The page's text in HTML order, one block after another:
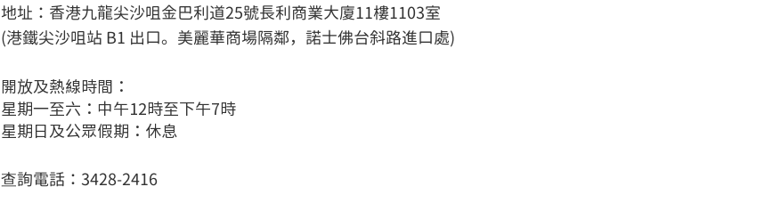
地址：香港九龍尖沙咀金巴利道25號長利商業大廈11樓1103室
(港鐵尖沙咀站 B1 出口。美麗華商場隔鄰，諾士佛台斜路進口處)
開放及熱線時間：
星期一至六：中午12時至下午7時
星期日及公眾假期：休息
查詢電話：3428-2416